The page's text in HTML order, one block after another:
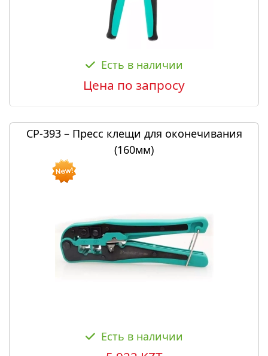
Есть в наличии
Цена по запросу
CP-393 – Пресс клещи для оконечивания
(160мм)
Есть в наличии